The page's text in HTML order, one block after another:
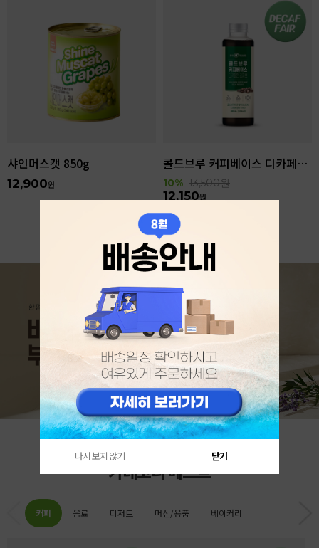
샤인머스캣 850g
12,900원
콜드브루 커피베이스 디카페인 리저브 440ml
10% 13,500원
12,150원
카테고리 베스트
커피 음료 디저트 머신/용품 베이커리
다시 보지 않기 닫기